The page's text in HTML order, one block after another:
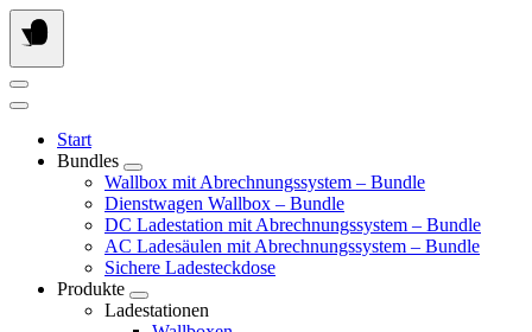
Springe
zum
Inhalt
Start
Bundles
Wallbox mit Abrechnungssystem – Bundle
Dienstwagen Wallbox – Bundle
DC Ladestation mit Abrechnungssystem – Bundle
AC Ladesäulen mit Abrechnungssystem – Bundle
Sichere Ladesteckdose
Produkte
Ladestationen